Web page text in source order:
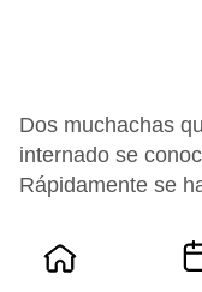
Dos muchachas
internado se
Rápidamente se